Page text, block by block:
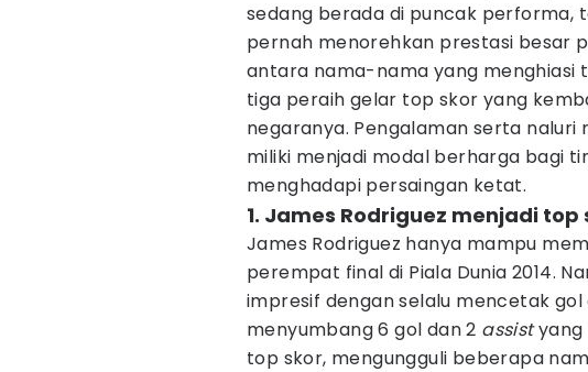
sedang berada di puncak performa,
pernah menorehkan prestasi besar
antara nama-nama yang menghiasi
tiga peraih gelar top skor yang
negaranya. Pengalaman serta
miliki menjadi modal berharga bagi
menghadapi persaingan ketat.
1. James Rodriguez menjadi top
James Rodriguez hanya mampu
perempat final di Piala Dunia 2014.
impresif dengan selalu mencetak gol
menyumbang 6 gol dan 2 assist
top skor, mengungguli beberapa